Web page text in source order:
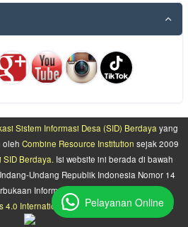
Sistem Informasi Desa (SID) Berdayayang
oleh Combine Resource Institution sejak 2009
SID Berdaya.Isi website ini berada di bawah
Undang Republik Indonesia Nomor 14
Informasi Publik dan
4.0 International (CC BY-NC-ND 4.0) License
Pelayanan Online